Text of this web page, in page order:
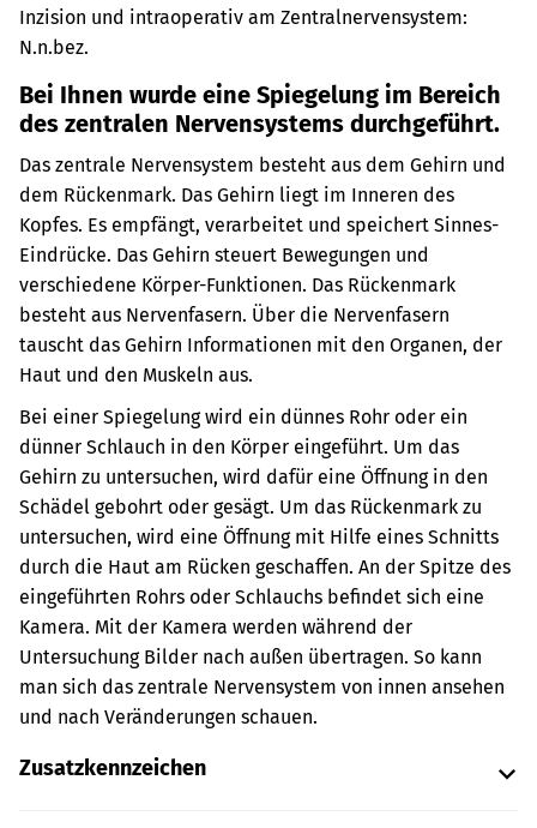
Inzision und intraoperativ am Zentralnervensystem:
N.n.bez.
Bei Ihnen wurde eine Spiegelung im Bereich
des zentralen Nervensystems durchgeführt.
Das zentrale Nervensystem besteht aus dem Gehirn und
dem Rückenmark. Das Gehirn liegt im Inneren des
Kopfes. Es empfängt, verarbeitet und speichert Sinnes-
Eindrücke. Das Gehirn steuert Bewegungen und
verschiedene Körper-Funktionen. Das Rückenmark
besteht aus Nervenfasern. Über die Nervenfasern
tauscht das Gehirn Informationen mit den Organen, der
Haut und den Muskeln aus.
Bei einer Spiegelung wird ein dünnes Rohr oder ein
dünner Schlauch in den Körper eingeführt. Um das
Gehirn zu untersuchen, wird dafür eine Öffnung in den
Schädel gebohrt oder gesägt. Um das Rückenmark zu
untersuchen, wird eine Öffnung mit Hilfe eines Schnitts
durch die Haut am Rücken geschaffen. An der Spitze des
eingeführten Rohrs oder Schlauchs befindet sich eine
Kamera. Mit der Kamera werden während der
Untersuchung Bilder nach außen übertragen. So kann
man sich das zentrale Nervensystem von innen ansehen
und nach Veränderungen schauen.
Zusatzkennzeichen